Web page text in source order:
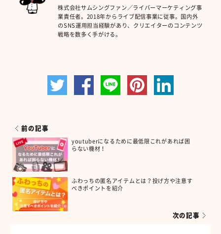
株式会社サムシングファン／ライバーマーケティング事
業責任者。2018年からライブ配信事業に従事。国内外
のSNS運用担当経験があり、クリエイターのコンテンツ
戦略を数多く手がける。
前の記事
youtuberになるために最低限これがあれば困
らない機材！
次の記事
ふわっちの匿名アイテムとは？投げ方や注意す
べきポイントを紹介